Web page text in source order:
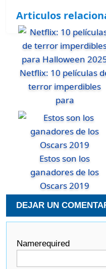
Articulos
Netflix: 10 películas
terror imperdibles
para
Estos son los
ganadores de los
Oscars 2019
DEJAR UN
Namerequired